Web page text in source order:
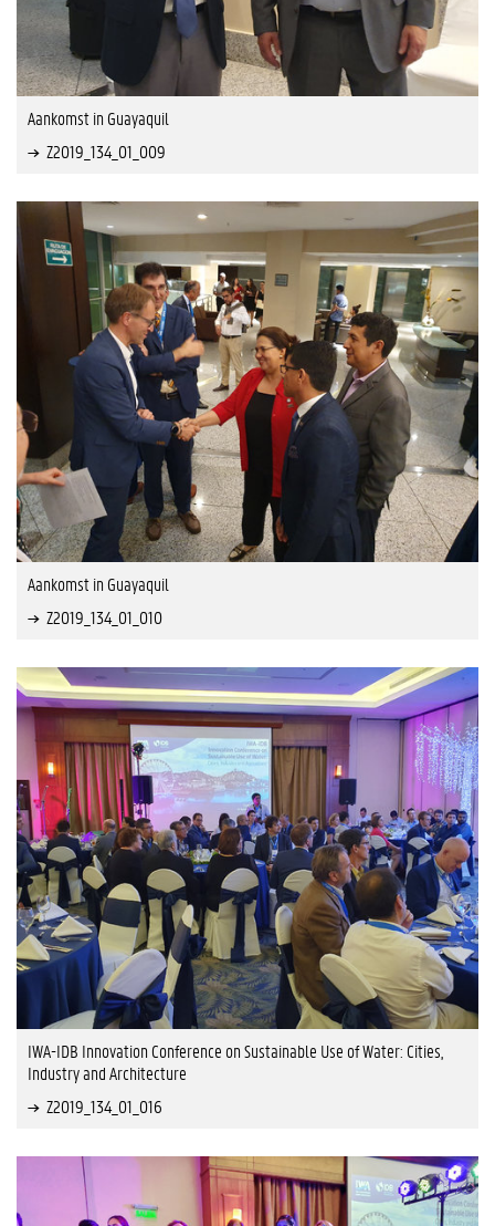
Aankomst in Guayaquil
Z2019_134_01_009
Aankomst in Guayaquil
Z2019_134_01_010
IWA-IDB Innovation Conference on Sustainable Use of Water: Cities,
Industry and Architecture
Z2019_134_01_016